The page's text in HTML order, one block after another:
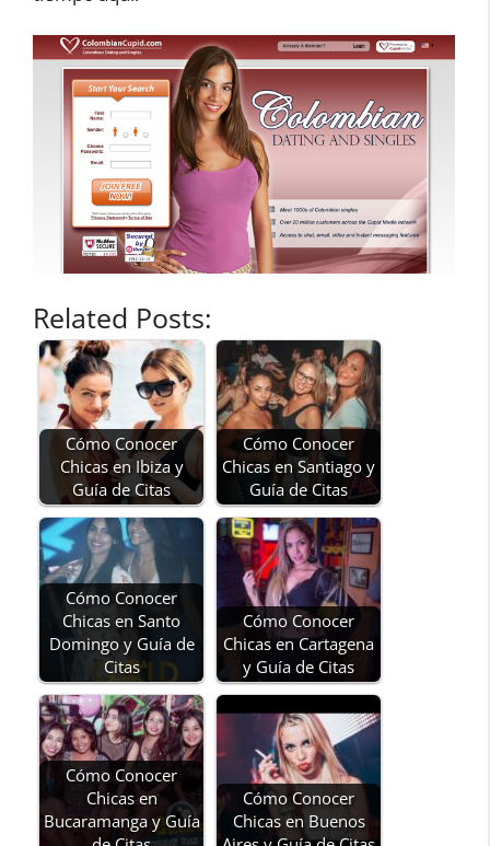
Related Posts:
Cómo Conocer
Chicas en Ibiza y
Guía de Citas
Cómo Conocer
Chicas en Santiago y
Guía de Citas
Cómo Conocer
Chicas en Santo
Domingo y Guía de
Citas
Cómo Conocer
Chicas en Cartagena
y Guía de Citas
Cómo Conocer
Chicas en
Bucaramanga y Guía
Cómo Conocer
Chicas en Buenos